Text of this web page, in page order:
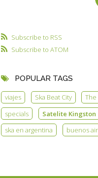
Subscribe to RSS
Subscribe to ATOM
POPULAR TAGS
viajes Ska Beat City
specials
Satelite Kingston
ska en argentina
buenos